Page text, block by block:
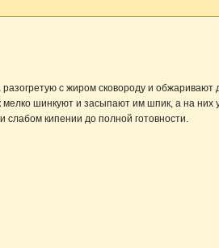
с жиром сковороду и
шинкуют и засыпают им шпик, а на них
кипении до полной готовности.